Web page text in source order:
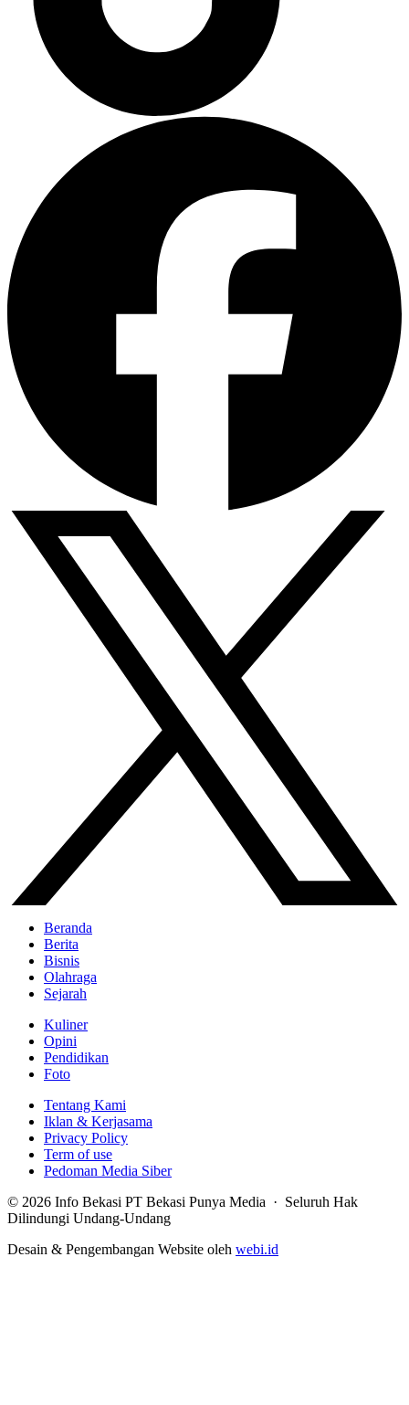
Beranda
Berita
Bisnis
Olahraga
Sejarah
Kuliner
Opini
Pendidikan
Foto
Tentang Kami
Iklan & Kerjasama
Privacy Policy
Term of use
Pedoman Media Siber
© 2026 Info Bekasi PT Bekasi Punya Media · Seluruh Hak
Dilindungi Undang-Undang
Desain & Pengembangan Website oleh webi.id